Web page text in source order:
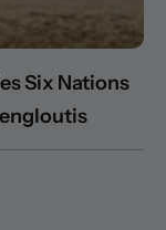
Six Nations